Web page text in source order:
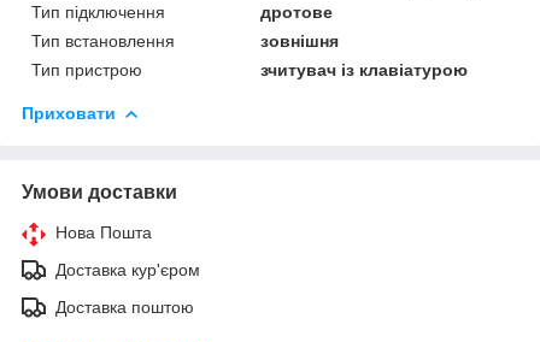
Тип підключення
дротове
Тип встановлення
зовнішня
Тип пристрою
зчитувач із клавіатурою
Приховати
Умови доставки
Нова Пошта
Доставка кур'єром
Доставка поштою